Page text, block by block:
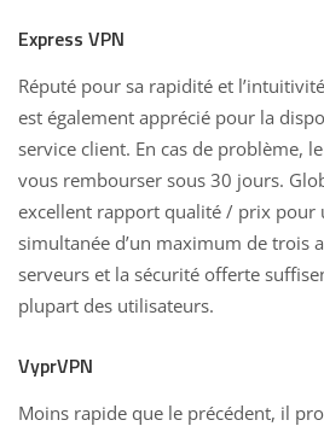
Express VPN
Réputé pour sa rapidité et
est également apprécié pour la
service client. En cas de problème, le
vous rembourser sous 30 jours.
excellent rapport qualité / prix pour
simultanée d’un maximum de trois
serveurs et la sécurité offerte
plupart des utilisateurs.
VyprVPN
Moins rapide que le précédent, il